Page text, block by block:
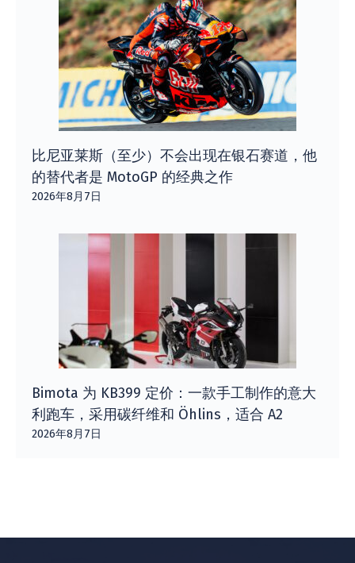
比尼亚莱斯（至少）不会出现在银石赛道，他
的替代者是 MotoGP 的经典之作
2026年8月7日
Bimota 为 KB399 定价：一款手工制作的意大
利跑车，采用碳纤维和 Öhlins，适合 A2
2026年8月7日